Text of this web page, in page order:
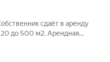
сдаёт в аренду
3-х и 4-х этажные, со